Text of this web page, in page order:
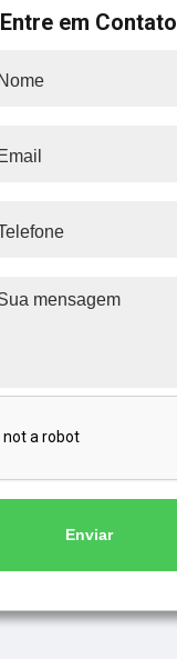
Entre em Contato
Enviar